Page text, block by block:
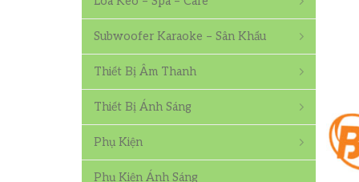
Subwoofer Karaoke – Sân Khấu
Thiết Bị Âm Thanh
Thiết Bị Ánh Sáng
Phụ Kiện
Phụ Kiện Ánh Sáng